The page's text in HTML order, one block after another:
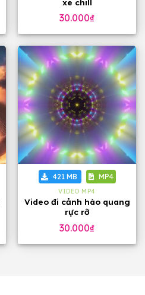
30.000₫
421 MB MP4
VIDEO MP4
Video đi cảnh hào quang
rực rỡ
30.000₫